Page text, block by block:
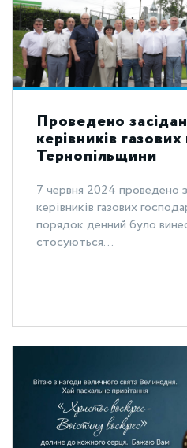
Проведено
керівників
Тернопільщини
7 червня 2024 проведено
керівників газових
порядок денний було
стосуються...